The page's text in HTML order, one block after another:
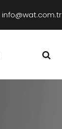
info@wat.com.tr